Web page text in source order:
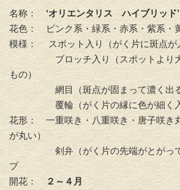
名称： ‘オリエンタリス ハイブリッド
花色： ピンク系・緑系・赤系・紫系・
模様： スポット入り（がく片に斑点が
ブロッチ入り（スポットより大
もの）
網目（斑点が固まって濃く出る
覆輪（がく片の縁に色が細く入
花形： 一重咲き・八重咲き・唐子咲き
が丸い）
剣弁（がく片の先端がとがって
プ
開花： ２～４ 月